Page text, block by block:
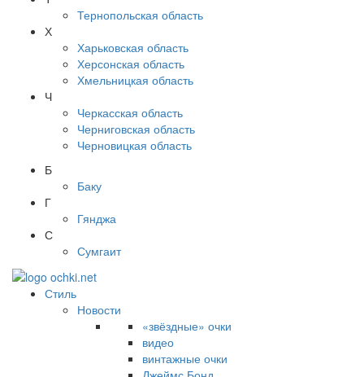
Тернопольская область
Х
Харьковская область
Херсонская область
Хмельницкая область
Ч
Черкасская область
Черниговская область
Черновицкая область
Б
Баку
Г
Гянджа
С
Сумгаит
Стиль
Новости
«звёздные» очки
видео
винтажные очки